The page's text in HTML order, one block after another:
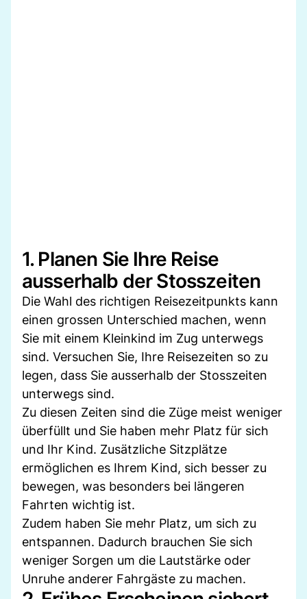
1. Planen Sie Ihre Reise
ausserhalb der Stosszeiten
Die Wahl des richtigen Reisezeitpunkts kann
einen grossen Unterschied machen, wenn
Sie mit einem Kleinkind im Zug unterwegs
sind. Versuchen Sie, Ihre Reisezeiten so zu
legen, dass Sie ausserhalb der Stosszeiten
unterwegs sind.
Zu diesen Zeiten sind die Züge meist weniger
überfüllt und Sie haben mehr Platz für sich
und Ihr Kind. Zusätzliche Sitzplätze
ermöglichen es Ihrem Kind, sich besser zu
bewegen, was besonders bei längeren
Fahrten wichtig ist.
Zudem haben Sie mehr Platz, um sich zu
entspannen. Dadurch brauchen Sie sich
weniger Sorgen um die Lautstärke oder
Unruhe anderer Fahrgäste zu machen.